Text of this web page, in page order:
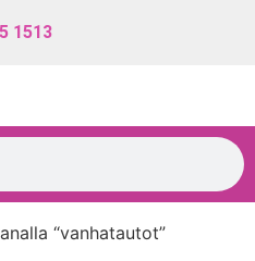
1513
“vanhatautot”